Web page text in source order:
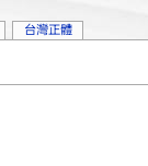
台灣正體